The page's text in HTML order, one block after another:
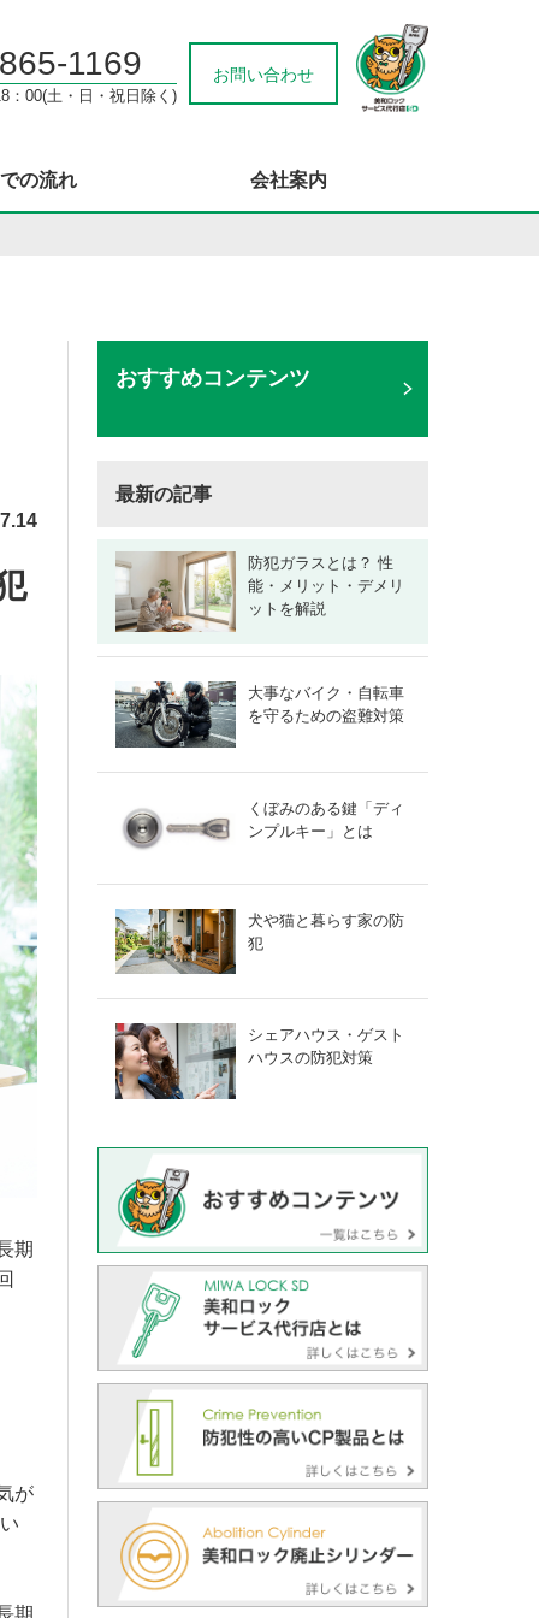
1169
：00(土・日・祝日除く)
お問い合わせ
の流れ 会社案内
期
が
期
おすすめコンテンツ
最新の記事
防犯ガラスとは？ 性
能・メリット・デメリ
ットを解説
大事なバイク・自転車
を守るための盗難対策
くぼみのある鍵「ディ
ンプルキー」とは
犬や猫と暮らす家の防
犯
シェアハウス・ゲスト
ハウスの防犯対策